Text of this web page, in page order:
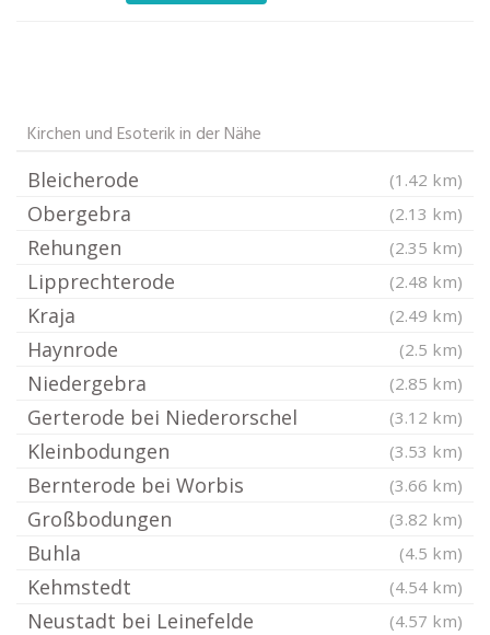
Kirchen und Esoterik in der Nähe
Bleicherode (1.42 km)
Obergebra (2.13 km)
Rehungen (2.35 km)
Lipprechterode (2.48 km)
Kraja (2.49 km)
Haynrode (2.5 km)
Niedergebra (2.85 km)
Gerterode bei Niederorschel (3.12 km)
Kleinbodungen (3.53 km)
Bernterode bei Worbis (3.66 km)
Großbodungen (3.82 km)
Buhla (4.5 km)
Kehmstedt (4.54 km)
Neustadt bei Leinefelde (4.57 km)